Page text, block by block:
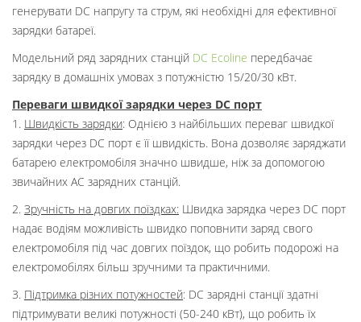
генерувати DC напругу та струм, які необхідні для ефективної
зарядки батареї.
Модельний ряд зарядних станцій DC Ecoline передбачає
зарядку в домашніх умовах з потужністю 15/20/30 кВт.
Переваги швидкої зарядки через DC порт
1. Швидкість зарядки: Однією з найбільших переваг швидкої
зарядки через DC порт є її швидкість. Вона дозволяє заряджати
батарею електромобіля значно швидше, ніж за допомогою
звичайних AC зарядних станцій.
2. Зручність на довгих поїздках: Швидка зарядка через DC порт
надає водіям можливість швидко поповнити заряд свого
електромобіля під час довгих поїздок, що робить подорожі на
електромобілях більш зручними та практичними.
3. Підтримка різних потужностей: DC зарядні станції здатні
підтримувати великі потужності (50-240 кВт), що робить їх